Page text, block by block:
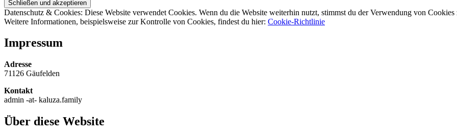
Datenschutz & Cookies: Diese Website verwendet Cookies. Wenn du die Website weiterhin nutzt, stimmst du der Verwendung von Cookies
Weitere Informationen, beispielsweise zur Kontrolle von Cookies, findest du hier: Cookie-Richtlinie
Impressum
Adresse
71126 Gäufelden
Kontakt
admin -at- kaluza.family
Über diese Website